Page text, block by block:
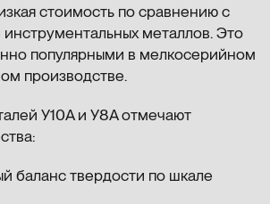
стоимость по сравнению с
металлов. Это
популярными в мелкосерийном
производстве.
У10А и У8А отмечают
баланс твердости по шкале